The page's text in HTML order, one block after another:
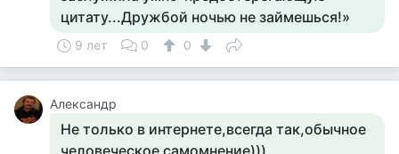
цитату...Дружбой ночью не займешься!»
9 лет 0 0
Александр
Не только в интернете,всегда так,обычное
человеческое самомнение)))